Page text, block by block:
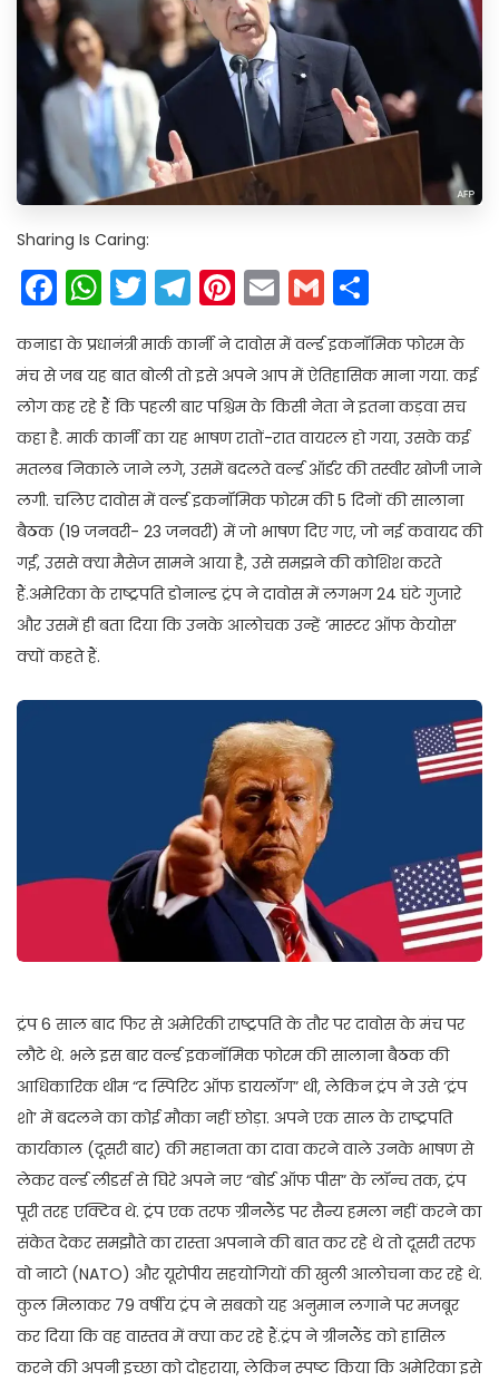
Sharing Is Caring:
Facebook
WhatsApp
Twitter
Telegram
Pinterest
EmailGmail
कनाडा के प्रधानंत्री मार्क कार्नी ने दावोस में वर्ल्ड इकनॉमिक फोरम के
मंच से जब यह बात बोली तो इसे अपने आप में ऐतिहासिक माना गया. कई
लोग कह रहे हैं कि पहली बार पश्चिम के किसी नेता ने इतना कड़वा सच
कहा है. मार्क कार्नी का यह भाषण रातों-रात वायरल हो गया, उसके कई
मतलब निकाले जाने लगे, उसमें बदलते वर्ल्ड ऑर्डर की तस्वीर खोजी जाने
लगी. चलिए दावोस में वर्ल्ड इकनॉमिक फोरम की 5 दिनों की सालाना
बैठक (19 जनवरी- 23 जनवरी) में जो भाषण दिए गए, जो नई कवायद की
गईं, उससे क्या मैसेज सामने आया है, उसे समझने की कोशिश करते
हैं.अमेरिका के राष्ट्रपति डोनाल्ड ट्रंप ने दावोस में लगभग 24 घंटे गुजारे
और उसमें ही बता दिया कि उनके आलोचक उन्हें ‘मास्टर ऑफ केयोस’
क्यों कहते हैं.
ट्रंप 6 साल बाद फिर से अमेरिकी राष्ट्रपति के तौर पर दावोस के मंच पर
लौटे थे. भले इस बार वर्ल्ड इकनॉमिक फोरम की सालाना बैठक की
आधिकारिक थीम “द स्पिरिट ऑफ डायलॉग” थी, लेकिन ट्रंप ने उसे ‘ट्रंप
शो’ में बदलने का कोई मौका नहीं छोड़ा. अपने एक साल के राष्ट्रपति
कार्यकाल (दूसरी बार) की महानता का दावा करने वाले उनके भाषण से
लेकर वर्ल्ड लीडर्स से घिरे अपने नए “बोर्ड ऑफ पीस” के लॉन्च तक, ट्रंप
पूरी तरह एक्टिव थे. ट्रंप एक तरफ ग्रीनलैंड पर सैन्य हमला नहीं करने का
संकेत देकर समझौते का रास्ता अपनाने की बात कर रहे थे तो दूसरी तरफ
वो नाटो (NATO) और यूरोपीय सहयोगियों की खुली आलोचना कर रहे थे.
कुल मिलाकर 79 वर्षीय ट्रंप ने सबको यह अनुमान लगाने पर मजबूर
कर दिया कि वह वास्तव में क्या कर रहे हैं.ट्रंप ने ग्रीनलैंड को हासिल
करने की अपनी इच्छा को दोहराया, लेकिन स्पष्ट किया कि अमेरिका इसे